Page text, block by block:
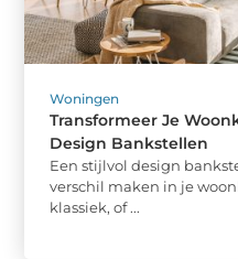
Woningen
Transformeer Je
Design Bankstellen
Een stijlvol design
verschil maken in je
klassiek, of ...